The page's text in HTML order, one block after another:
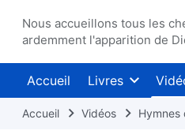
Nous accueillons tous les
ardemment l'apparition de
Accueil Livres
Accueil Vidéos Hymnes